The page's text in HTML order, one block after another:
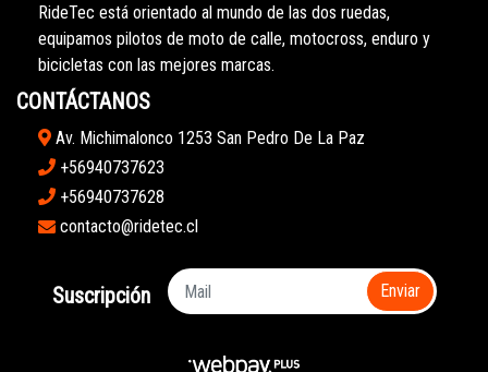
RideTec está orientado al mundo de las dos ruedas,
equipamos pilotos de moto de calle, motocross, enduro y
bicicletas con las mejores marcas.
CONTÁCTANOS
Av. Michimalonco 1253 San Pedro De La Paz
+56940737623
+56940737628
contacto@ridetec.cl
Suscripción Enviar